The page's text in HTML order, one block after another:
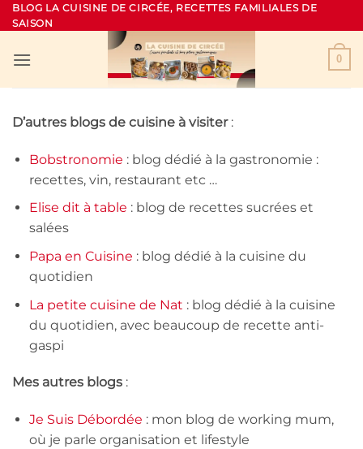
Passer
au
BLOG LA CUISINE DE CIRCÉE, RECETTES FAMILIALES DE
SAISON
0
D’autres blogs de cuisine à visiter:
Bobstronomie : blog dédié à la gastronomie :
recettes, vin, restaurant etc …
Elise dit à table : blog de recettes sucrées et
salées
Papa en Cuisine : blog dédié à la cuisine du
quotidien
La petite cuisine de Nat : blog dédié à la cuisine
du quotidien, avec beaucoup de recette anti-
gaspi
Mes autres blogs :
Je Suis Débordée : mon blog de working mum,
où je parle organisation et lifestyle